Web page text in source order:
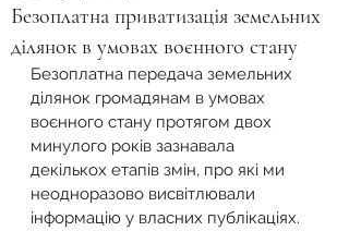
Безоплатна приватизація земельних
ділянок в умовах воєнного стану
Безоплатна передача земельних
ділянок громадянам в умовах
воєнного стану протягом двох
минулого років зазнавала
декількох етапів змін, про які ми
неодноразово висвітлювали
інформацію у власних публікаціях.